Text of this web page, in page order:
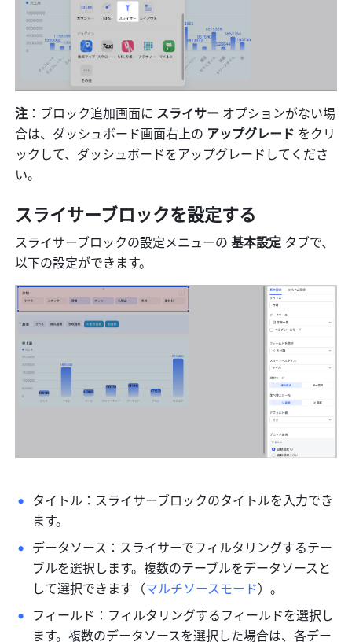
注 ：ブロック追加画面に スライサー オプションがない場
合は、ダッシュボード画面右上の アップグレード をクリ
ックして、ダッシュボードをアップグレードしてくださ
い。
スライサーブロックを設定する
スライサーブロックの設定メニューの 基本設定 タブで、
以下の設定ができます。
タイトル：スライサーブロックのタイトルを入力でき
ます。
データソース：スライサーでフィルタリングするテー
ブルを選択します。複数のテーブルをデータソースと
して選択できます（マルチソースモード）。
フィールド：フィルタリングするフィールドを選択し
ます。複数のデータソースを選択した場合は、各デー